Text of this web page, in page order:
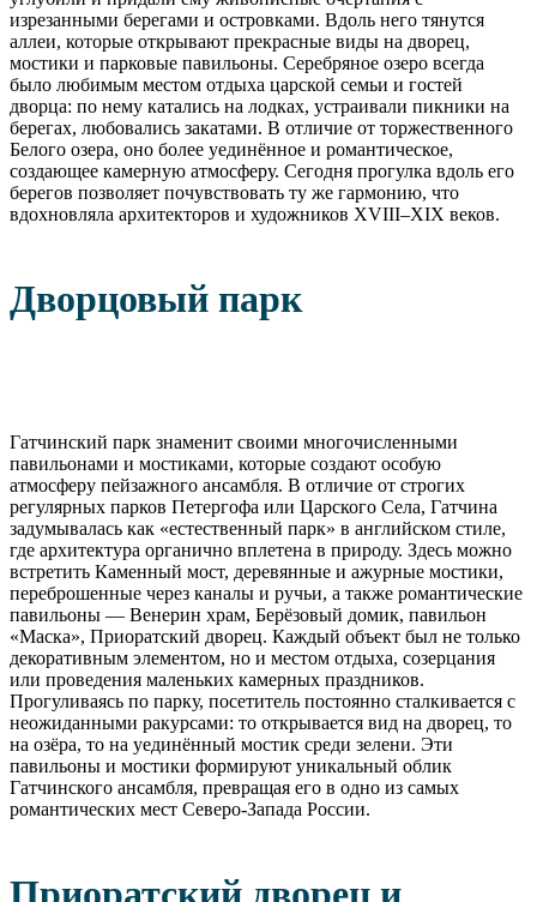
изрезанными берегами и островками. Вдоль него тянутся
аллеи, которые открывают прекрасные виды на дворец,
мостики и парковые павильоны. Серебряное озеро всегда
было любимым местом отдыха царской семьи и гостей
дворца: по нему катались на лодках, устраивали пикники на
берегах, любовались закатами. В отличие от торжественного
Белого озера, оно более уединённое и романтическое,
создающее камерную атмосферу. Сегодня прогулка вдоль его
берегов позволяет почувствовать ту же гармонию, что
вдохновляла архитекторов и художников XVIII–XIX веков.
Дворцовый парк
Гатчинский парк знаменит своими многочисленными
павильонами и мостиками, которые создают особую
атмосферу пейзажного ансамбля. В отличие от строгих
регулярных парков Петергофа или Царского Села, Гатчина
задумывалась как «естественный парк» в английском стиле,
где архитектура органично вплетена в природу. Здесь можно
встретить Каменный мост, деревянные и ажурные мостики,
переброшенные через каналы и ручьи, а также романтические
павильоны — Венерин храм, Берёзовый домик, павильон
«Маска», Приоратский дворец. Каждый объект был не только
декоративным элементом, но и местом отдыха, созерцания
или проведения маленьких камерных праздников.
Прогуливаясь по парку, посетитель постоянно сталкивается с
неожиданными ракурсами: то открывается вид на дворец, то
на озёра, то на уединённый мостик среди зелени. Эти
павильоны и мостики формируют уникальный облик
Гатчинского ансамбля, превращая его в одно из самых
романтических мест Северо-Запада России.
Приоратский дворец и